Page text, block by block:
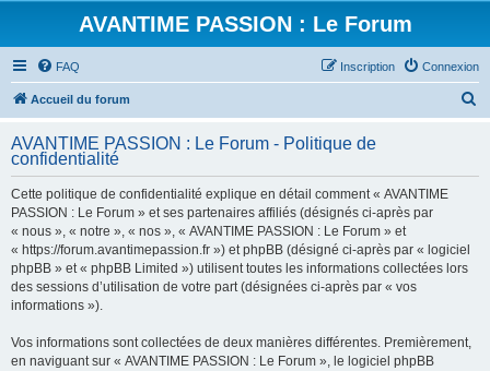
AVANTIME PASSION : Le Forum
FAQ Connexion
Inscription
Accueil du forum
h
AVANTIME PASSION : Le Forum - Politique de
confidentialité
Cette politique de confidentialité explique en détail comment « AVANTIME
PASSION : Le Forum » et ses partenaires affiliés (désignés ci-après par
« nous », « notre », « nos », « AVANTIME PASSION : Le Forum » et
« https://forum.avantimepassion.fr ») et phpBB (désigné ci-après par « logiciel
phpBB » et « phpBB Limited ») utilisent toutes les informations collectées lors
des sessions d’utilisation de votre part (désignées ci-après par « vos
informations »).
Vos informations sont collectées de deux manières différentes. Premièrement,
en naviguant sur « AVANTIME PASSION : Le Forum », le logiciel phpBB